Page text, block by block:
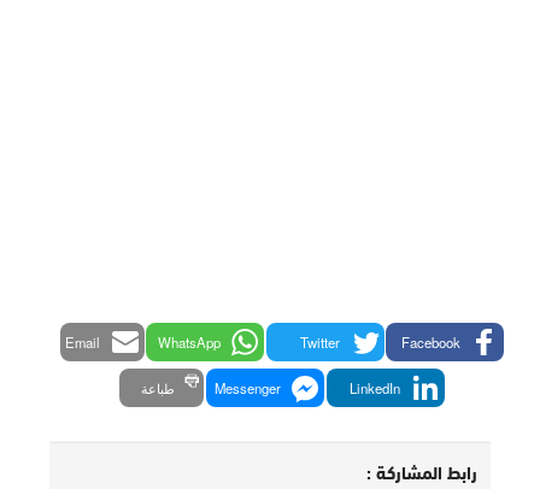
Facebook
Twitter
WhatsApp
Email
LinkedIn
Messenger طباعة
رابط المشاركة :